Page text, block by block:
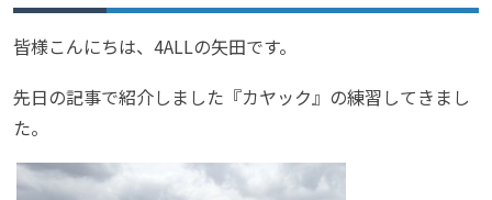
皆様こんにちは、4ALLの矢田です。
先日の記事で紹介しました『カヤック』の練習してきまし
た。